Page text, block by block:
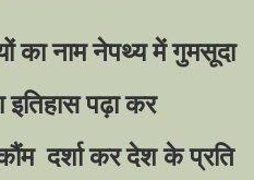
का नाम नेपथ्य में गुमसूदा
पढ़ा कर
दर्शा कर देश के प्रति